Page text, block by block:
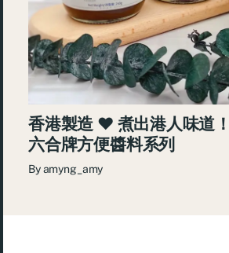
香港製造 ♥ 煮出港人味道
六合牌方便醬料系列
Byamyng_amy